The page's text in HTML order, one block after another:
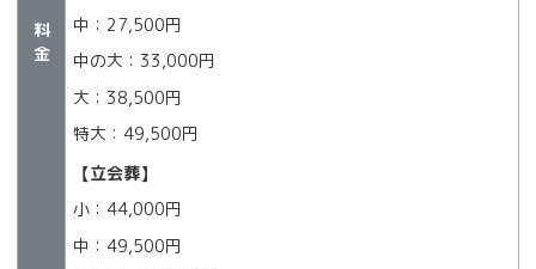
料
金
中：27,500円
中の大：33,000円
大：38,500円
特大：49,500円
【立会葬】
小：44,000円
中：49,500円